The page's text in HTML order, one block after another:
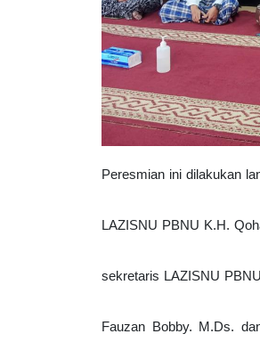
Peresmian ini dilakukan
LAZISNU PBNU K.H.
sekretaris LAZISNU
Fauzan Bobby. M.Ds.